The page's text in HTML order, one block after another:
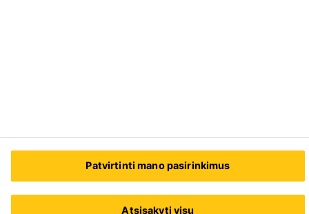
46391 Kaunas
+370 61072292
Patvirtinti mano pasirinkimus
Atsisakyti visų